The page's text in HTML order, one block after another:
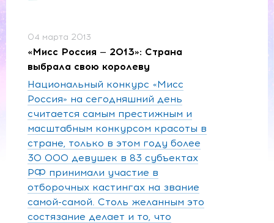
04 марта 2013
«Мисс Россия — 2013»: Страна
выбрала свою королеву
Национальный конкурс «Мисс
Россия» на сегодняшний день
считается самым престижным и
масштабным конкурсом красоты в
стране, только в этом году более
30 000 девушек в 83 субъектах
РФ принимали участие в
отборочных кастингах на звание
самой-самой. Столь желанным это
состязание делает и то, что